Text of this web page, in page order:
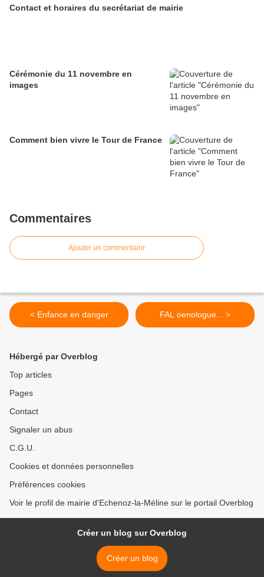
Contact et horaires du secrétariat de mairie
Cérémonie du 11 novembre en
images
Comment bien vivre le Tour de France
Commentaires
Ajouter un commentaire
< Enfance en danger FAL oenologue... >
Hébergé par Overblog
Top articles
Pages
Contact
Signaler un abus
C.G.U.
Cookies et données personnelles
Préférences cookies
Voir le profil de mairie d'Echenoz-la-Méline sur le portail Overblog
Créer un blog sur Overblog
Créer un blog